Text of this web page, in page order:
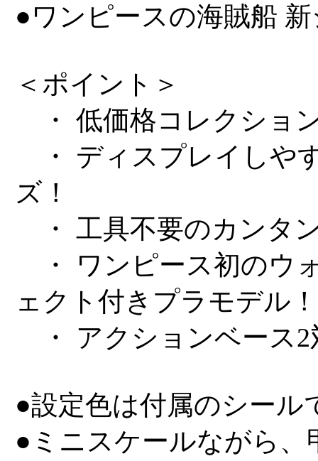
●ワンピースの海賊船
＜ポイント＞
・ 低価格コレクショ
・ ディスプレイしや
ズ！
・ 工具不要のカンタ
・ ワンピース初のウ
ェクト付きプラモデル！
・ アクションベース2
●設定色は付属のシール
●ミニスケールながら